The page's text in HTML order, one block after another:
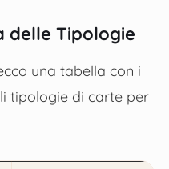
delle Tipologie
una tabella con i
tipologie di carte per